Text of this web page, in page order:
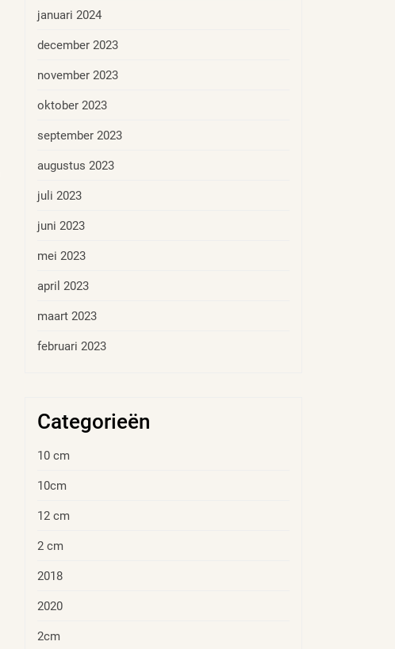
januari 2024
december 2023
november 2023
oktober 2023
september 2023
augustus 2023
juli 2023
juni 2023
mei 2023
april 2023
maart 2023
februari 2023
Categorieën
10 cm
10cm
12 cm
2 cm
2018
2020
2cm